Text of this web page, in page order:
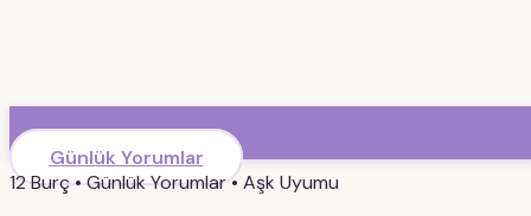
Günlük Yorumlar
12 Burç • Günlük Yorumlar • Aşk Uyumu